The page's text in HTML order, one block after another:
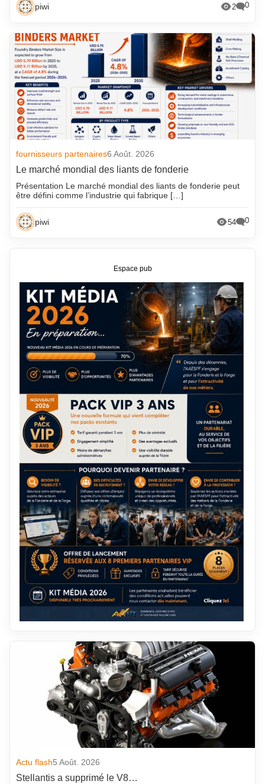
piwi 2 0
fournisseurs partenaires6 Août. 2026
Le marché mondial des liants de fonderie
Présentation Le marché mondial des liants de fonderie peut
être défini comme l’industrie qui fabrique […]
piwi 54 0
Actu flash5 Août. 2026
Stellantis a supprimé le V8…
Espace pub